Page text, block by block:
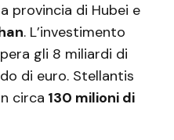
provincia di Hubei e
. L’investimento
gli 8 miliardi di
di euro. Stellantis
circa 130 milioni di